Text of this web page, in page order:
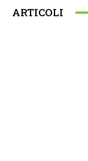
ARTICOLI